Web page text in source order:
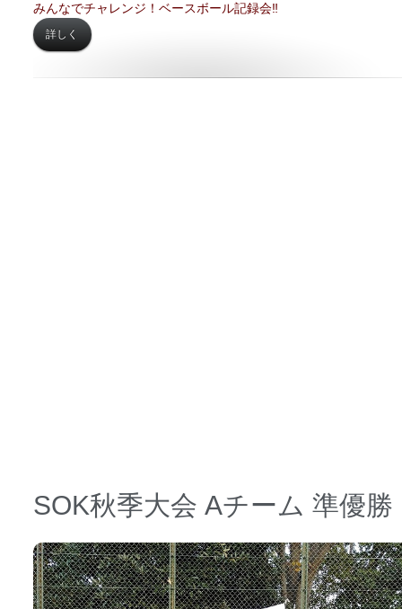
みんなでチャレンジ！ベースボール記録会‼
詳しく
SOK秋季大会 Aチーム 準優勝
日時 【2020年12月20日】
場所 【日限山公園】